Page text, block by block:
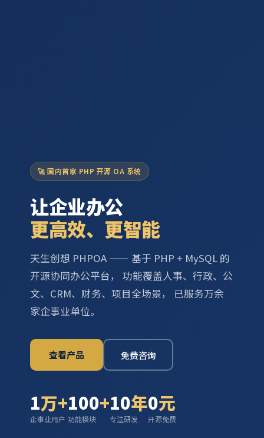
🚀 国内首家 PHP 开源 OA 系统
让企业办公
更高效、更智能
天生创想 PHPOA —— 基于 PHP + MySQL 的
开源协同办公平台， 功能覆盖人事、行政、公
文、CRM、财务、项目全场景， 已服务万余
家企事业单位。
查看产品 免费咨询
1万+
企事业用户
100+
功能模块
10年
专注研发
0元
开源免费